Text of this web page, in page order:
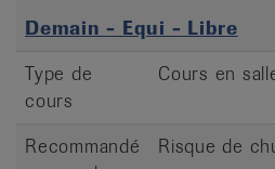
Demain - Equi - Libre
Type de
cours
Cours en
Recommandé
Risque de